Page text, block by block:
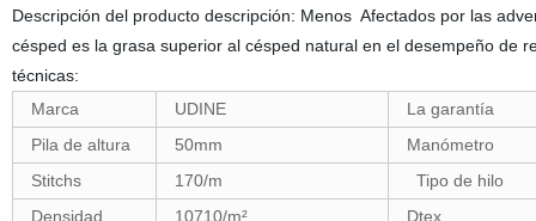
Descripción del producto descripción: Menos Afectados por las
césped es la grasa superior al césped natural en el desempeño de
técnicas:
Marca
UDINE
La garantía
Pila de altura
50mm
Manómetro
Stitchs
170/m
Tipo de hilo
Densidad
10710/m²
Dtex